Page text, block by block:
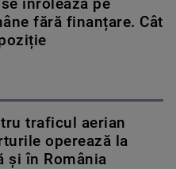
înrolează pe
fără finanțare. Cât
traficul aerian
operează la
și în România